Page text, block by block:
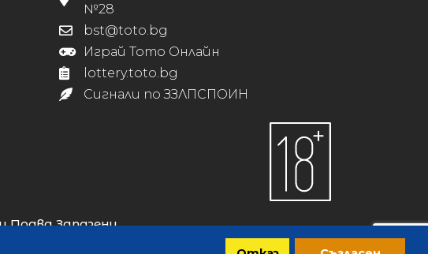
№28
bst@toto.bg
Играй Тото Онлайн
lottery.toto.bg
Сигнали по ЗЗЛПСПОИН
Права Запазени.